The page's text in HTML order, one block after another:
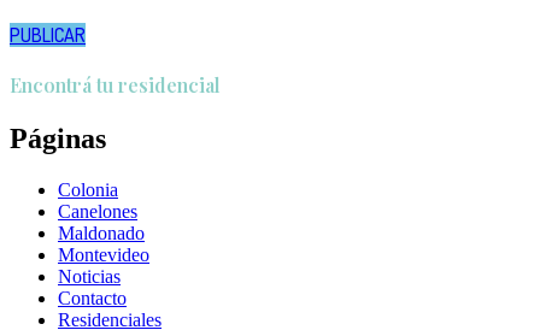
PUBLICAR
Encontrá tu residencial
Páginas
Colonia
Canelones
Maldonado
Montevideo
Noticias
Contacto
Residenciales